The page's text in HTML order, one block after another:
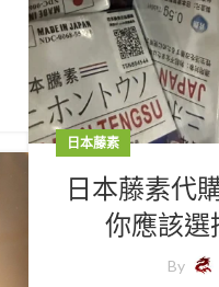
日本藤素
日本藤素代
你應該選
By